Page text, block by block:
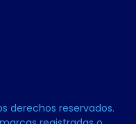
derechos reservados.